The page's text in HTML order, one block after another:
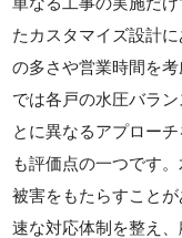
たカスタマイズ設計
の多さや営業時間を
では各戸の水圧バラ
とに異なるアプロー
も評価点の一つです
被害をもたらすこと
速な対応体制を整え